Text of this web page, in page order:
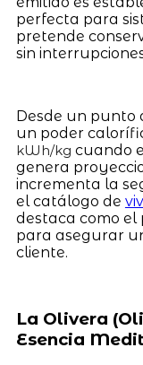
perfecta para
pretende
sin
Desde un punto
un poder
kWh/kg cuando
genera
incrementa la
el catálogo de
destaca como el
para asegurar
cliente.
La Olivera
Esencia